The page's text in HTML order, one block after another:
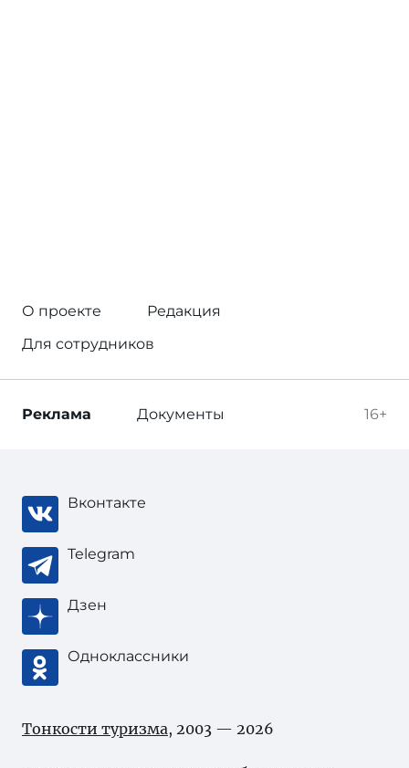
О проекте
Редакция
Для сотрудников
16+
Реклама Документы
Вконтакте
Telegram
Дзен
Одноклассники
Тонкости туризма, 2003 — 2026